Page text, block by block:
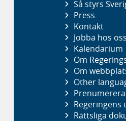
Så styrs
Press
Kontakt
Jobba hos oss
Kalendarium
Om
Om
Other
Regeringens
Rättsliga